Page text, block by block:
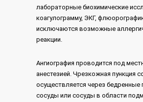
лабораторные биохимические
коагулограмму, ЭКГ,
исключаются возможные
реакции.
Ангиография проводится под
анестезией. Чрезкожная пункция
осуществляется через бедренные
сосуды или сосуды в области